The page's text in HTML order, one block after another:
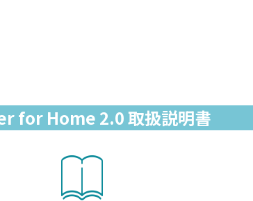
for Home 2.0 取扱説明書